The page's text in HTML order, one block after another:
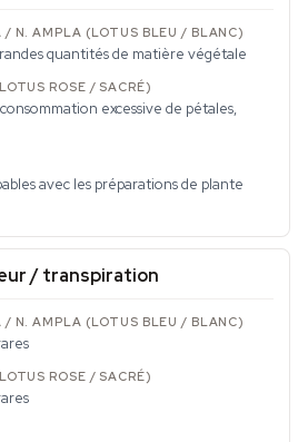
quantités de matière végétale
excessive de pétales,
avec les préparations de plante
/ transpiration